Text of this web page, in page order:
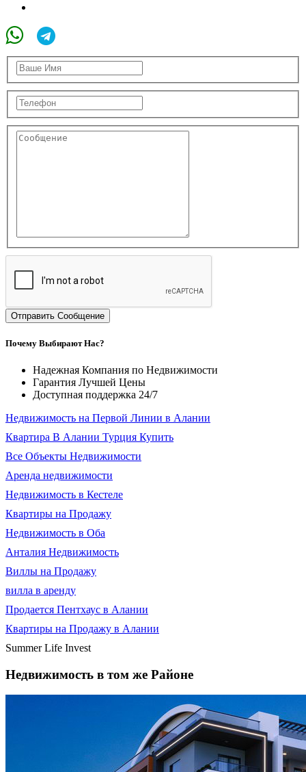
Отправить Сообщение
Почему Выбирают Нас?
Надежная Компания по Недвижимости
Гарантия Лучшей Цены
Доступная поддержка 24/7
Недвижимость на Первой Линии в Алании
Квартира В Алании Турция Купить
Все Объекты Недвижимости
Аренда недвижимости
Недвижимость в Кестеле
Квартиры на Продажу
Недвижимость в Оба
Анталия Недвижимость
Виллы на Продажу
вилла в аренду
Продается Пентхаус в Алании
Квартиры на Продажу в Алании
Summer Life Invest
Недвижимость в том же Районе